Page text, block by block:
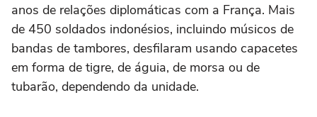
anos de relações diplomáticas com a França. Mais
de 450 soldados indonésios, incluindo músicos de
bandas de tambores, desfilaram usando capacetes
em forma de tigre, de águia, de morsa ou de
tubarão, dependendo da unidade.